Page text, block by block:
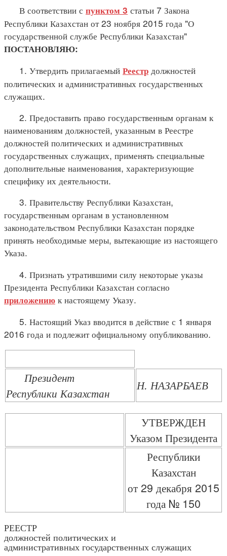
В соответствии с пунктом 3 статьи 7 Закона
Республики Казахстан от 23 ноября 2015 года "О
государственной службе Республики Казахстан"
ПОСТАНОВЛЯЮ:
1. Утвердить прилагаемый Реестр должностей
политических и административных государственных
служащих.
2. Предоставить право государственным органам к
наименованиям должностей, указанным в Реестре
должностей политических и административных
государственных служащих, применять специальные
дополнительные наименования, характеризующие
специфику их деятельности.
3. Правительству Республики Казахстан,
государственным органам в установленном
законодательством Республики Казахстан порядке
принять необходимые меры, вытекающие из настоящего
Указа.
4. Признать утратившими силу некоторые указы
Президента Республики Казахстан согласно
приложению к настоящему Указу.
5. Настоящий Указ вводится в действие с 1 января
2016 года и подлежит официальному опубликованию.
Президент
Республики Казахстан
Н. НАЗАРБАЕВ
УТВЕРЖДЕН
Указом Президента
Республики
Казахстан
от 29 декабря 2015
года № 150
РЕЕСТР
должностей политических и
административных государственных служащих